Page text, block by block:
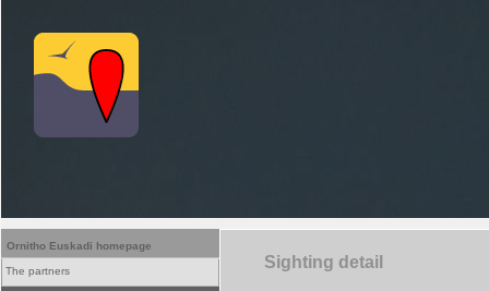
Ornitho Euskadi homepage
The partners Sighting detail